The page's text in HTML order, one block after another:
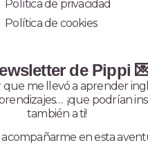
Política de privacidad
Política de cookies
de Pippi
que me llevó a aprender
¡que podrían
también a ti!
acompañarme en esta